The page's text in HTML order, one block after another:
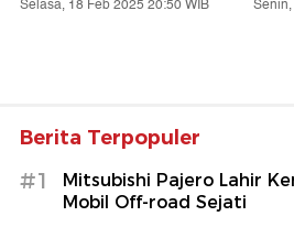
Selasa, 18 Feb 2025 20:50 WIB
Berita Terpopuler
#1
Mitsubishi Pajero Lahir
Mobil Off-road Sejati